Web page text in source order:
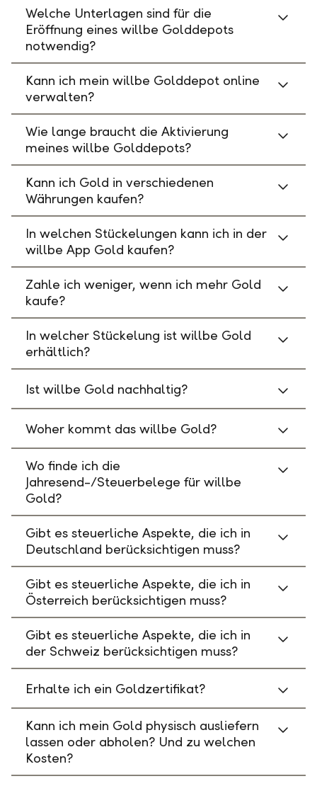
Welche Unterlagen sind für die
Eröffnung eines willbe Golddepots
notwendig?
Kann ich mein willbe Golddepot online
verwalten?
Wie lange braucht die Aktivierung
meines willbe Golddepots?
Kann ich Gold in verschiedenen
Währungen kaufen?
In welchen Stückelungen kann ich in der
willbe App Gold kaufen?
Zahle ich weniger, wenn ich mehr Gold
kaufe?
In welcher Stückelung ist willbe Gold
erhältlich?
Ist willbe Gold nachhaltig?
Woher kommt das willbe Gold?
Wo finde ich die
Jahresend-/Steuerbelege für willbe
Gold?
Gibt es steuerliche Aspekte, die ich in
Deutschland berücksichtigen muss?
Gibt es steuerliche Aspekte, die ich in
Österreich berücksichtigen muss?
Gibt es steuerliche Aspekte, die ich in
der Schweiz berücksichtigen muss?
Erhalte ich ein Goldzertifikat?
Kann ich mein Gold physisch ausliefern
lassen oder abholen? Und zu welchen
Kosten?